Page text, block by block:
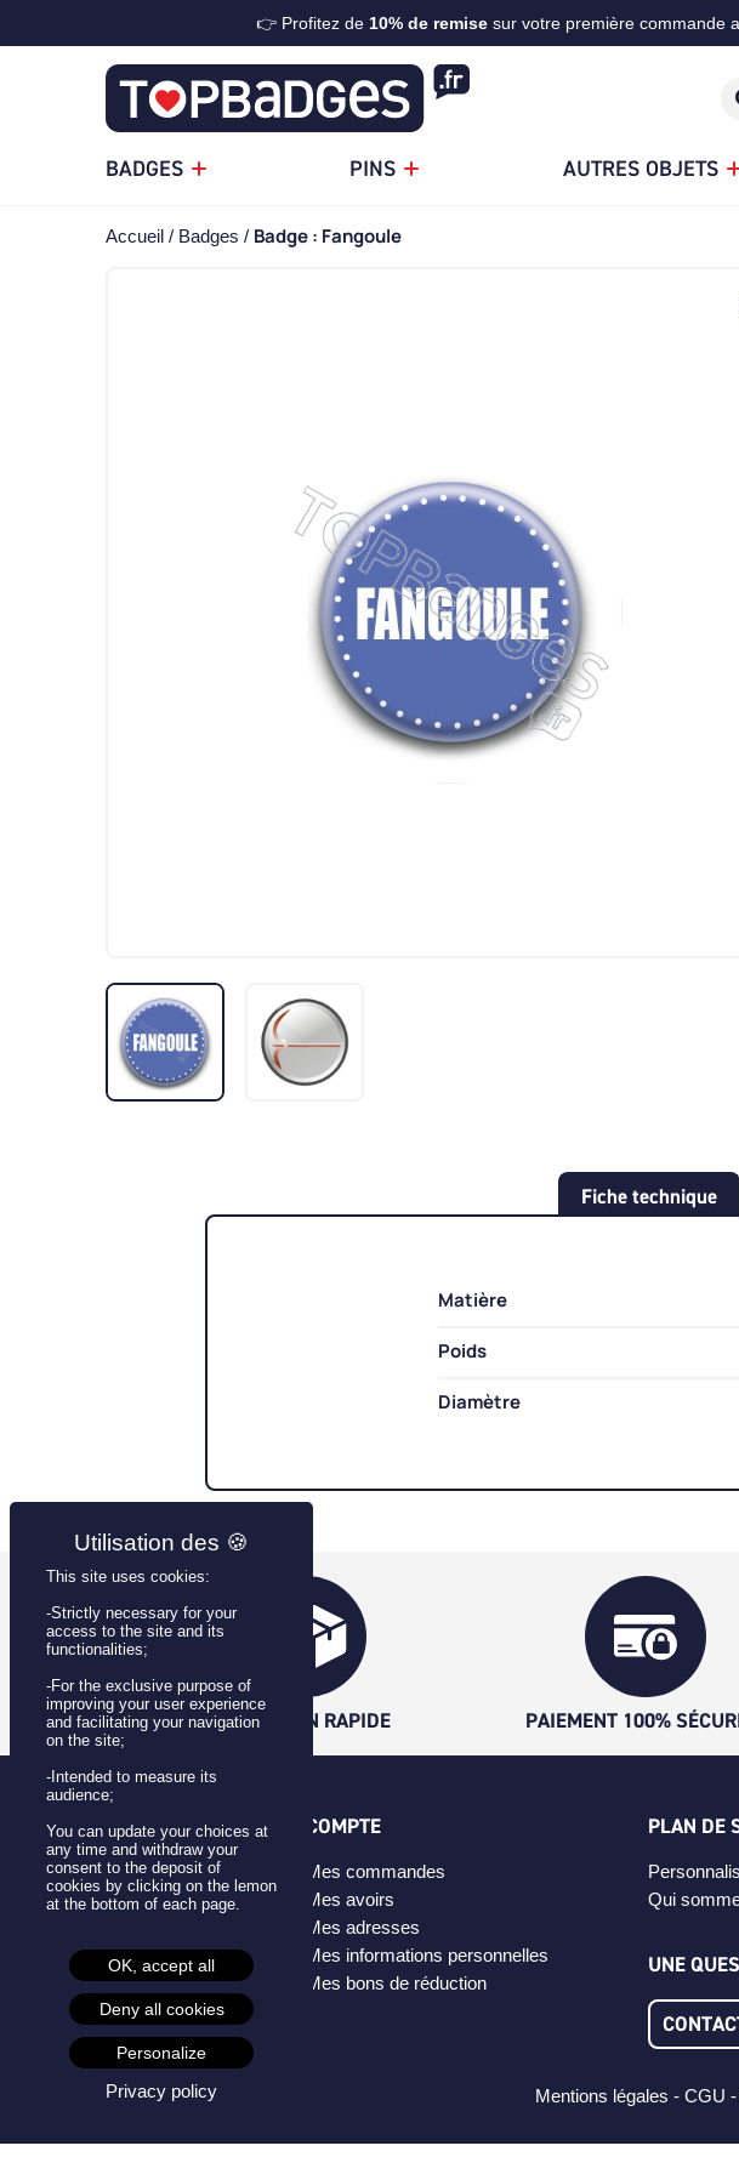
👉 Profitez de 10% de remisesur votre première commande
BADGES PINS AUTRES OBJETS
Accueil Badges Badge : Fangoule
Fiche technique
Matière
Poids
Diamètre
LIVRAISON RAPIDE PAIEMENT 100%
CATÉGORIES
Badges
Pins
Créateurs
COMPTE
Mes commandes
Mes avoirs
Mes adresses
Mes informations personnelles
Mes bons de réduction
PLAN DE
Qui
UNE
Mentions légales - CGU -
This site uses cookies:
-Strictly necessary for your
access to the site and its
functionalities;
-For the exclusive purpose of
improving your user experience
and facilitating your navigation
on the site;
-Intended to measure its
audience;
You can update your choices at
any time and withdraw your
consent to the deposit of
cookies by clicking on the lemon
at the bottom of each page.
OK, accept all
Deny all cookies
Personalize
Privacy policy